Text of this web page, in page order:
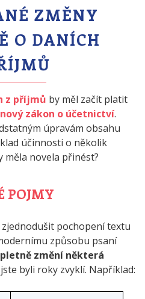
ZMĚNY
O DANÍCH
z příjmů by měl začít platit
nový zákon o účetnictví.
úpravám obsahu
účinnosti o několik
měla novela přinést?
POJMY
pochopení textu
způsobu psaní
změní některá
byli roky zvyklí. Například: